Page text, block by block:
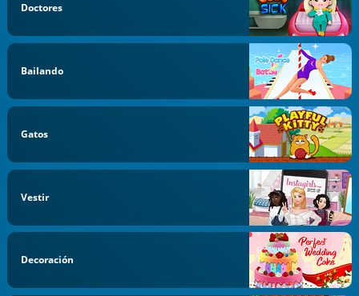
Doctores
Bailando
Gatos
Vestir
Decoración